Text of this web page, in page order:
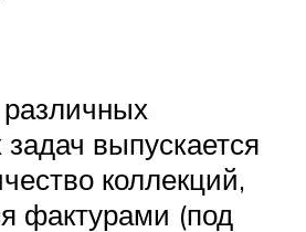
выпускается
коллекций,
фактурами (под